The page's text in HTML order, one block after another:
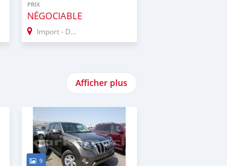
PRIX
NÉGOCIABLE
Import - Dubai
Afficher plus
9